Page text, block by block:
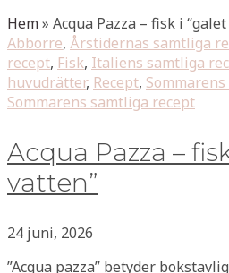
Hem» Acqua Pazza – fisk i
Abborre, Årstidernas samtliga
recept, Fisk, Italiens samtliga
huvudrätter, Recept,
Sommarens samtliga recept
Acqua Pazza –
vatten”
24 juni, 2026
”Acqua pazza” betyder